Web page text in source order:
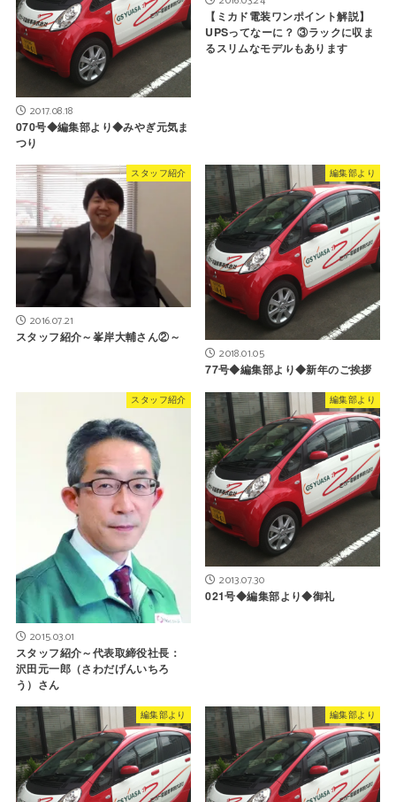
2017.08.18
070号◆編集部より◆みやぎ元気ま
つり
【ミカド電装ワンポイント解説】
UPSってなーに？ ③ラックに収ま
るスリムなモデルもあります
スタッフ紹介
2016.07.21
スタッフ紹介～峯岸大輔さん②～
編集部より
2018.01.05
77号◆編集部より◆新年のご挨拶
スタッフ紹介
2015.03.01
スタッフ紹介～代表取締役社長：
沢田元一郎（さわだげんいちろ
う）さん
編集部より
2013.07.30
021号◆編集部より◆御礼
編集部より 編集部より